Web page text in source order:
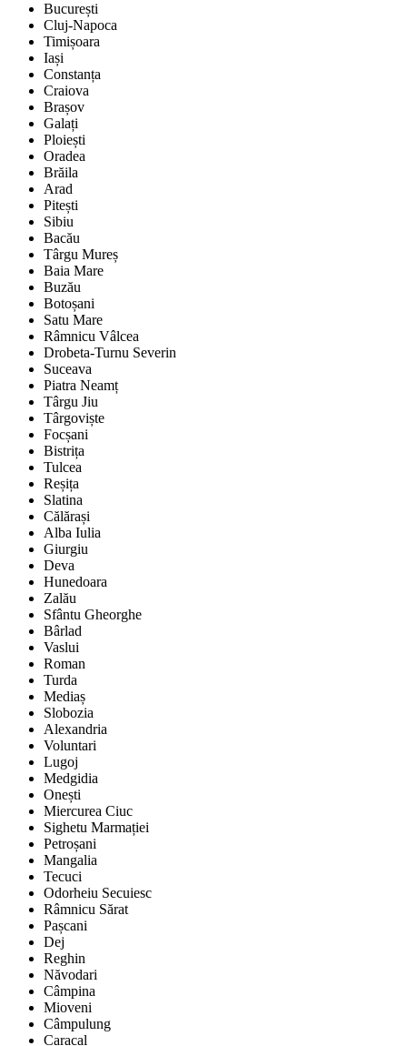
București
Cluj-Napoca
Timișoara
Iași
Constanța
Craiova
Brașov
Galați
Ploiești
Oradea
Brăila
Arad
Pitești
Sibiu
Bacău
Târgu Mureș
Baia Mare
Buzău
Botoșani
Satu Mare
Râmnicu Vâlcea
Drobeta-Turnu Severin
Suceava
Piatra Neamț
Târgu Jiu
Târgoviște
Focșani
Bistrița
Tulcea
Reșița
Slatina
Călărași
Alba Iulia
Giurgiu
Deva
Hunedoara
Zalău
Sfântu Gheorghe
Bârlad
Vaslui
Roman
Turda
Mediaș
Slobozia
Alexandria
Voluntari
Lugoj
Medgidia
Onești
Miercurea Ciuc
Sighetu Marmației
Petroșani
Mangalia
Tecuci
Odorheiu Secuiesc
Râmnicu Sărat
Pașcani
Dej
Reghin
Năvodari
Câmpina
Mioveni
Câmpulung
Caracal